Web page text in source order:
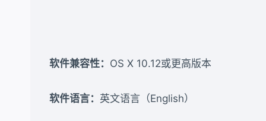
软件兼容性： OS X 10.12或更高版本
软件语言： 英文语言（English）